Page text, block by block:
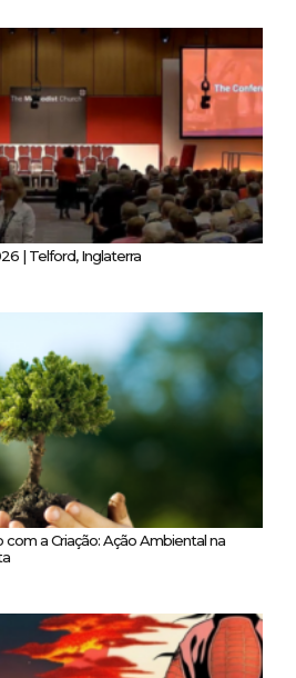
| Telford, Inglaterra
a Criação: Ação Ambiental na